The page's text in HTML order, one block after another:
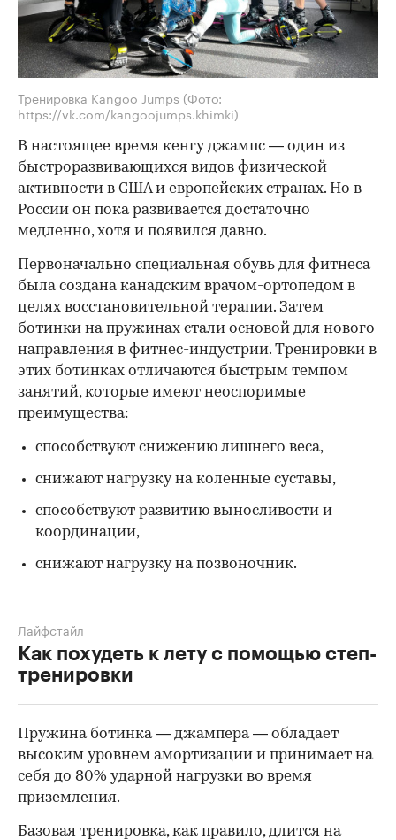
Тренировка Kangoo Jumps (Фото:
https://vk.com/kangoojumps.khimki)
В настоящее время кенгу джампс — один из
быстроразвивающихся видов физической
активности в США и европейских странах. Но в
России он пока развивается достаточно
медленно, хотя и появился давно.
Первоначально специальная обувь для фитнеса
была создана канадским врачом-ортопедом в
целях восстановительной терапии. Затем
ботинки на пружинах стали основой для нового
направления в фитнес-индустрии. Тренировки в
этих ботинках отличаются быстрым темпом
занятий, которые имеют неоспоримые
преимущества:
способствуют снижению лишнего веса,
снижают нагрузку на коленные суставы,
способствуют развитию выносливости и
координации,
снижают нагрузку на позвоночник.
Как похудеть к лету с помощью степ-
тренировки
Лайфстайл
Пружина ботинка — джампера — обладает
высоким уровнем амортизации и принимает на
себя до 80% ударной нагрузки во время
приземления.
Базовая тренировка, как правило, длится на